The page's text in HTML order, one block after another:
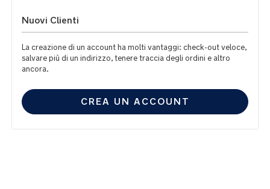
Nuovi Clienti
La creazione di un account ha molti vantaggi: check-out veloce,
salvare più di un indirizzo, tenere traccia degli ordini e altro
ancora.
CREA UN ACCOUNT